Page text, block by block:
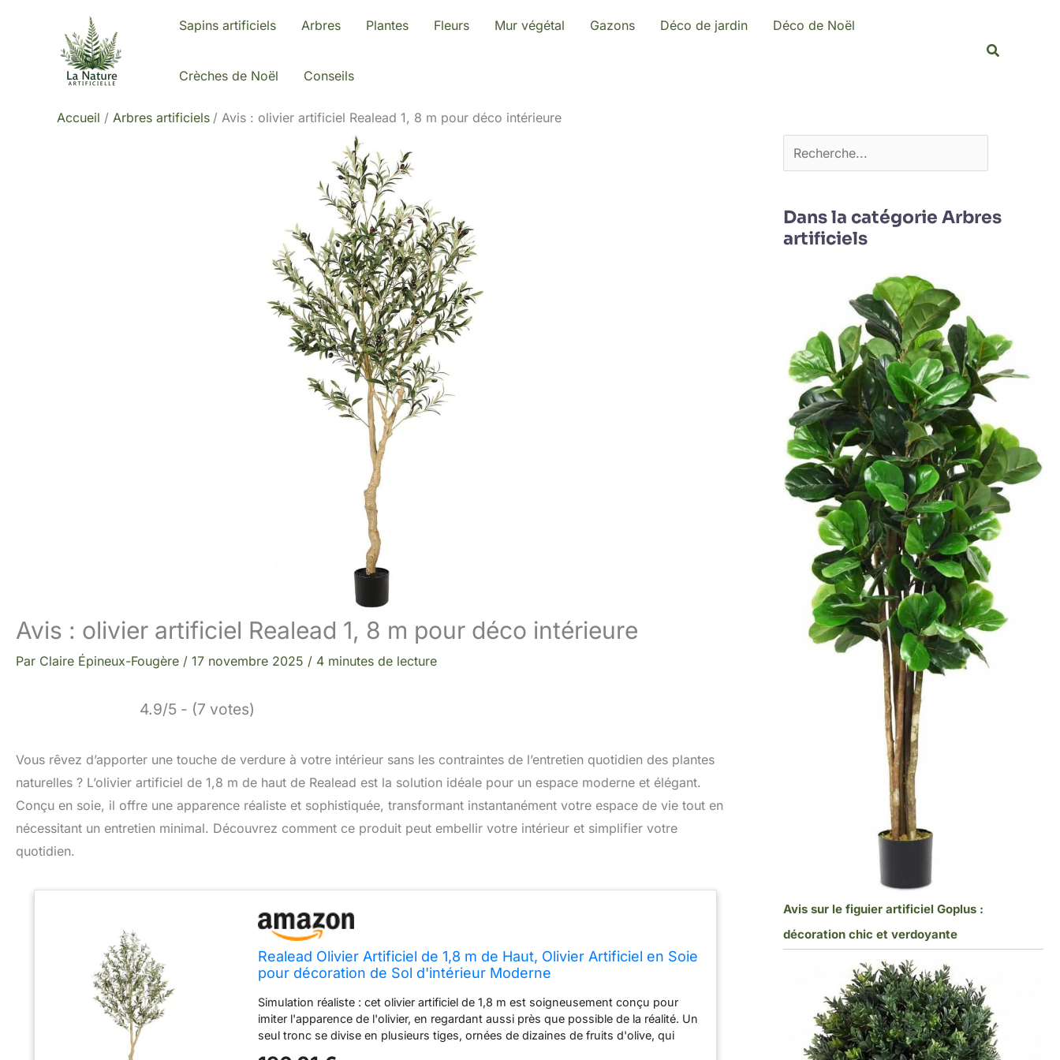
Sapins artificiels Arbres Plantes Fleurs Mur végétal Gazons Déco de jardin Déco de Noël
Crèches de Noël Conseils
Accueil Arbres artificiels Avis : olivier artificiel Realead 1, 8 m pour déco intérieure
Avis : olivier artificiel Realead 1, 8 m pour déco intérieure
Par Claire Épineux-Fougère / 17 novembre 2025 / 4 minutes de lecture
4.9/5 - (7 votes)
Vous rêvez d’apporter une touche de verdure à votre intérieur sans les contraintes de l’entretien quotidien des plantes
naturelles ? L’olivier artificiel de 1,8 m de haut de Realead est la solution idéale pour un espace moderne et élégant.
Conçu en soie, il offre une apparence réaliste et sophistiquée, transformant instantanément votre espace de vie tout en
nécessitant un entretien minimal. Découvrez comment ce produit peut embellir votre intérieur et simplifier votre
quotidien.
Realead Olivier Artificiel de 1,8 m de Haut, Olivier Artificiel en Soie
pour décoration de Sol d'intérieur Moderne
Simulation réaliste : cet olivier artificiel de 1,8 m est soigneusement conçu pour
imiter l'apparence de l'olivier, en regardant aussi près que possible de la réalité. Un
seul tronc se divise en plusieurs tiges, ornées de dizaines de fruits d'olive, qui
r
e
r
Dans la catégorie Arbres
artificiels
Avis sur le figuier artificiel Goplus :
décoration chic et verdoyante